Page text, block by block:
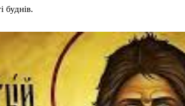
буднів.